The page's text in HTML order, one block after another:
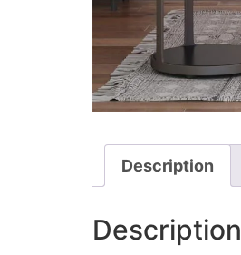
Description
Description